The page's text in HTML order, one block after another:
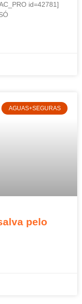
id=42781]
AGUAS+SEGURAS
pelo